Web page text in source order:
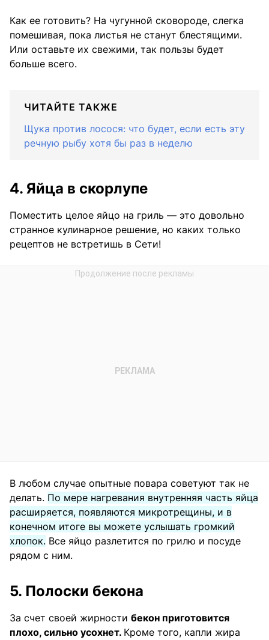
Как ее готовить? На чугунной сковороде, слегка
помешивая, пока листья не станут блестящими.
Или оставьте их свежими, так пользы будет
больше всего.
ЧИТАЙТЕ ТАКЖЕ
Щука против лосося: что будет, если есть эту
речную рыбу хотя бы раз в неделю
4. Яйца в скорлупе
Поместить целое яйцо на гриль — это довольно
странное кулинарное решение, но каких только
рецептов не встретишь в Сети!
В любом случае опытные повара советуют так не
делать. По мере нагревания внутренняя часть яйца
расширяется, появляются микротрещины, и в
конечном итоге вы можете услышать громкий
хлопок. Все яйцо разлетится по грилю и посуде
рядом с ним.
5. Полоски бекона
За счет своей жирности бекон приготовится
плохо, сильно усохнет. Кроме того, капли жира